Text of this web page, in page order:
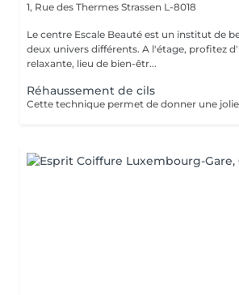
1, Rue des Thermes Strassen L-8018
Le centre Escale Beauté est un institut de
deux univers différents. A l'étage, profitez d'une atmosphère
relaxante, lieu de bien-êtr...
Réhaussement de cils